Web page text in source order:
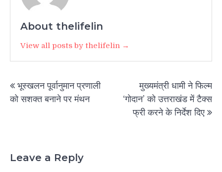
About thelifelin
View all posts by thelifelin →
navigation
भूस्खलन पूर्वानुमान प्रणाली
को सशक्त बनाने पर मंथन
मुख्यमंत्री धामी ने फिल्म
‘गोदान’ को उत्तराखंड में टैक्स
फ्री करने के निर्देश दिए
Leave a Reply